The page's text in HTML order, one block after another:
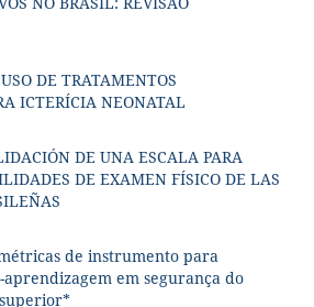
DE TRATAMENTOS
ICTERÍCIA NEONATAL
DE UNA ESCALA PARA
DE EXAMEN FÍSICO DE LAS
de instrumento para
em segurança do